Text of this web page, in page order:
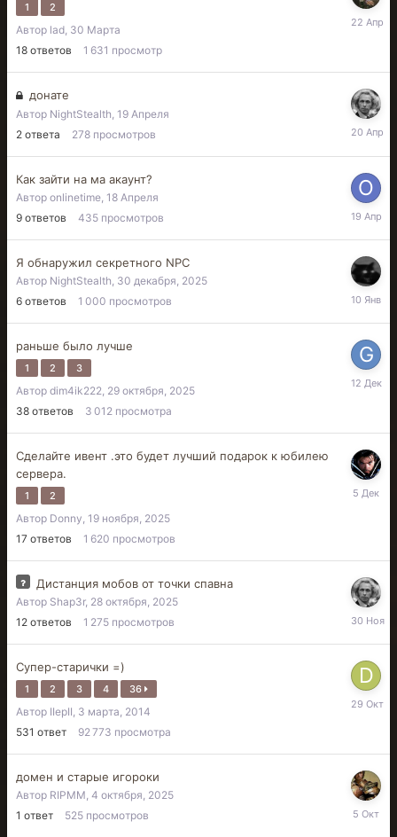
1 2
Автор lad, 30 Марта
18 ответов 1 631 просмотр
22
донате
Автор NightStealth, 19 Апреля
2 ответа 278 просмотров
20
Как зайти на ма акаунт?
Автор onlinetime, 18 Апреля
9 ответов 435 просмотров
19
Я обнаружил секретного NPC
Автор NightStealth, 30 декабря, 2025
6 ответов 1 000 просмотров
10
раньше было лучше
1 2 3
Автор dim4ik222, 29 октября, 2025
38 ответов 3 012 просмотра
12
Сделайте ивент .это будет лучший подарок к юбилею
сервера.
1 2
Автор Donny, 19 ноября, 2025
17 ответов 1 620 просмотров
5
Дистанция мобов от точки спавна
Автор Shap3r, 28 октября, 2025
12 ответов 1 275 просмотров
30
2025
Супер-старички =)
1 2 3 4 36
Автор IIepII, 3 марта, 2014
531 ответ 92 773 просмотра
29
домен и старые игороки
Автор RIPMM, 4 октября, 2025
1 ответ 525 просмотров
5